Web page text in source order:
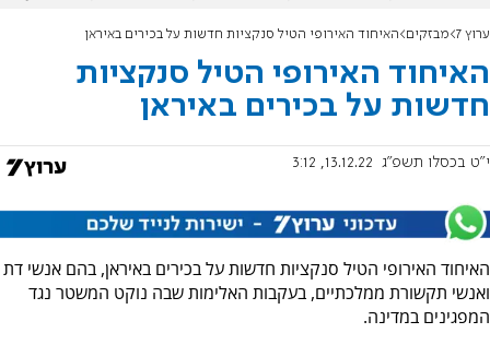
ערוץ 7 מבזקים האיחוד האירופי הטיל סנקציות חדשות על בכירים באיראן
האיחוד האירופי הטיל סנקציות
חדשות על בכירים באיראן
י"ט בכסלו תשפ"ג 13.12.22, 3:12
האיחוד האירופי הטיל סנקציות חדשות על בכירים באיראן, בהם אנשי דת
ואנשי תקשורת ממלכתיים, בעקבות האלימות שבה נוקט המשטר נגד
המפגינים במדינה.